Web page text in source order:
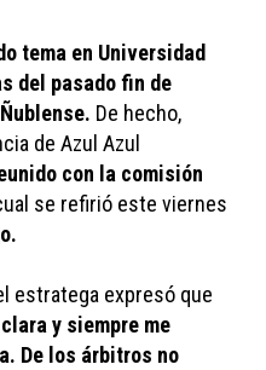
tema en Universidad
del pasado fin de
De hecho,
de Azul Azul
con la comisión
se refirió este viernes
y siempre me
De los árbitros no